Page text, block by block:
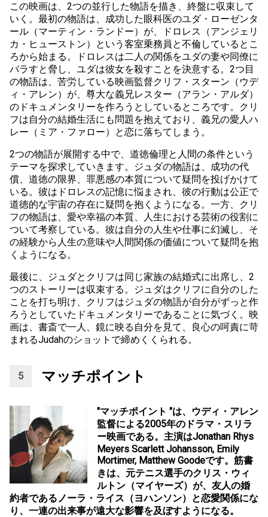
この映画は、2つの並行した物語を描き、終盤に収束して
いく。最初の物語は、成功した眼科医のユダ・ローゼンタ
ール（マーティン・ランドー）が、ドロレス（アンジェリ
カ・ヒューストン）という客室乗務員と不倫しているとこ
ろから始まる。ドロレスは二人の関係をユダの妻や同僚に
バラすと脅し、ユダは彼女を殺すことを決意する。2つ目
の物語は、苦労している映画監督クリフ・スターン（ウデ
ィ・アレン）が、尊大な義兄レスター（アラン・アルダ）
のドキュメンタリーを作ろうとしているところです。クリ
フは自分の結婚生活にも問題を抱えており、義兄の愛人ハ
レー（ミア・ファロー）と恋に落ちてしまう。
2つの物語が展開する中で、道徳倫理と人間の条件という
テーマを探求していきます。ジュダの物語は、成功の代
償、道徳の限界、罪悪感の本質について疑問を投げかけて
いる。彼はドロレスの記憶に悩まされ、彼の行動は公正で
道徳的な宇宙の存在に疑問を抱くようになる。一方、クリ
フの物語は、愛や幸福の本質、人生における芸術の役割に
ついて考察している。彼は自分の人生や仕事に幻滅し、そ
の経験から人生の意味や人間関係の価値について疑問を抱
くようになる。
最後に、ジュダとクリフは同じ家族の結婚式に出席し、2
つのストーリーは収束する。ジュダはクリフに自分のした
ことを打ち明け、クリフはジュダの物語が自分がずっと作
ろうとしていたドキュメンタリーであることに気づく。映
画は、書斎で一人、鏡に映る自分を見て、良心の呵責に苛
まれるJudahのショットで締めくくられる。
マッチポイント
"マッチポイント "は、ウディ・アレン
監督による2005年のドラマ・スリラ
ー映画である。主演はJonathan Rhys
Meyers Scarlett Johansson, Emily
Mortimer, Matthew Goodeです。筋書
きは、元テニス選手のクリス・ウィ
ルトン（マイヤーズ）が、友人の婚
約者であるノーラ・ライス（ヨハンソン）と恋愛関係にな
り、一連の出来事が遠大な影響を及ぼすようになる。